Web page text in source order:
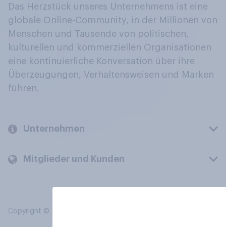
Das Herzstück unseres Unternehmens ist eine
globale Online-Community, in der Millionen von
Menschen und Tausende von politischen,
kulturellen und kommerziellen Organisationen
eine kontinuierliche Konversation über ihre
Überzeugungen, Verhaltensweisen und Marken
führen.
Unternehmen
Mitglieder und Kunden
Copyright © 2026 YouGov PLC. Alle Rechte vorbehalten.